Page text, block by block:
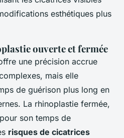
esthétiques plus
ouverte et fermée
une précision accrue
mais elle
de guérison plus long en
La rhinoplastie fermée,
son temps de
risques de cicatrices